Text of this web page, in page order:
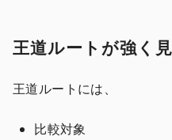
王道ルートが強く
王道ルートには、
比較対象